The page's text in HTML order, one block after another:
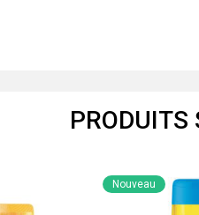
PRODUITS
Nouveau